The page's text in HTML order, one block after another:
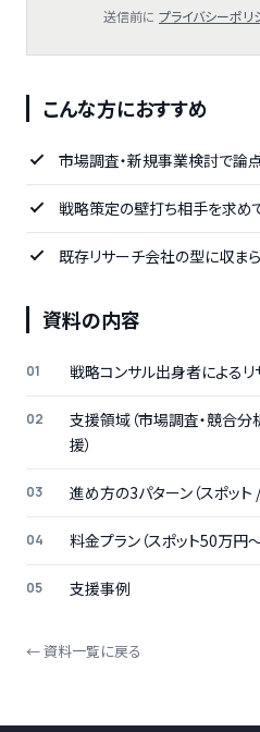
送信前に プライバシーポリ
こんな方におすすめ
市場調査・新規事業検討で論
戦略策定の壁打ち相手を求め
既存リサーチ会社の型に収ま
資料の内容
戦略コンサル出身者による
支援領域（市場調査・競合分
援）
進め方の3パターン（スポット
料金プラン（スポット50万円
支援事例
← 資料一覧に戻る